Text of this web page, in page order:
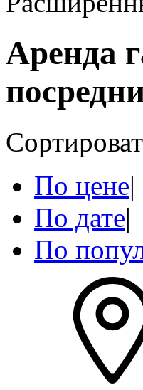
Аренда
По цене|
По дате|
По